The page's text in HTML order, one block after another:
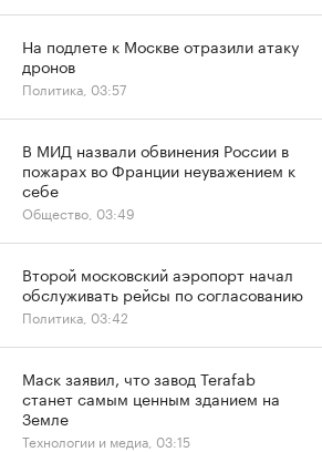
На подлете к Москве отразили атаку
дронов
Политика, 03:57
В МИД назвали обвинения России в
пожарах во Франции неуважением к
себе
Общество, 03:49
Второй московский аэропорт начал
обслуживать рейсы по согласованию
Политика, 03:42
Маск заявил, что завод Terafab
станет самым ценным зданием на
Земле
Технологии и медиа, 03:15